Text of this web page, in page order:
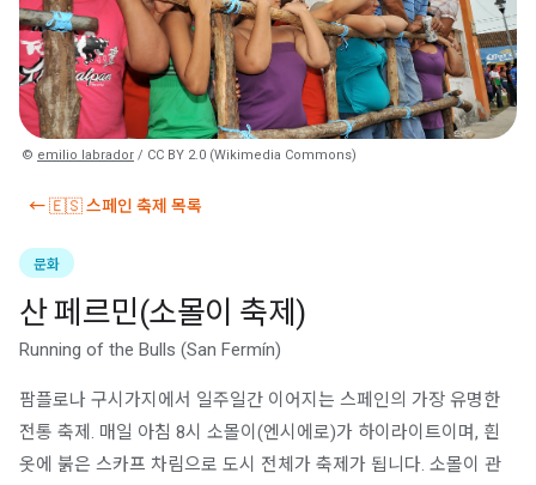
© emilio labrador / CC BY 2.0 (Wikimedia Commons)
← 🇪🇸 스페인 축제 목록
문화
산 페르민(소몰이 축제)
Running of the Bulls (San Fermín)
팜플로나 구시가지에서 일주일간 이어지는 스페인의 가장 유명한
전통 축제. 매일 아침 8시 소몰이(엔시에로)가 하이라이트이며, 흰
옷에 붉은 스카프 차림으로 도시 전체가 축제가 됩니다. 소몰이 관